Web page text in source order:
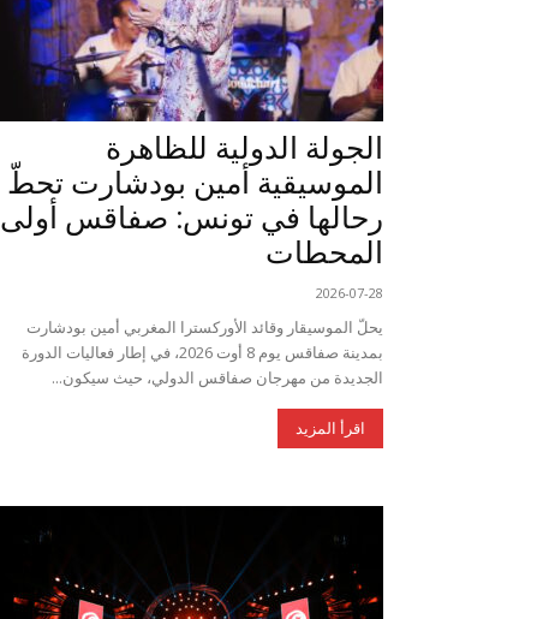
الجولة الدولية للظاهرة
الموسيقية أمين بودشارت تحطّ
رحالها في تونس: صفاقس أولى
المحطات
2026-07-28
يحلّ الموسيقار وقائد الأوركسترا المغربي أمين بودشارت
بمدينة صفاقس يوم 8 أوت 2026، في إطار فعاليات الدورة
الجديدة من مهرجان صفاقس الدولي، حيث سيكون...
اقرأ المزيد